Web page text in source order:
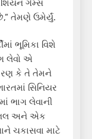
ગેમ્સ
તેમણે ઉમેર્યું.
ભૂમિકા વિશે
લેવો એ
કે તે તેમને
સિનિયર
ભાગ લેવાની
અને એક
ચકાસવા માટે